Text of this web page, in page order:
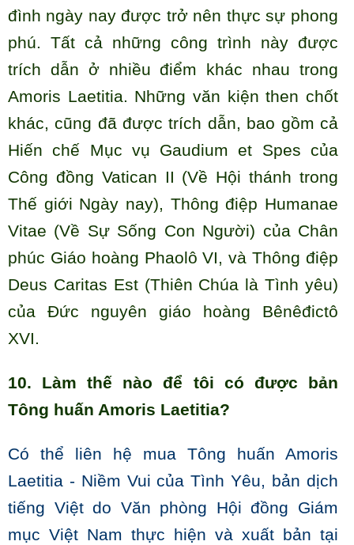
đình ngày nay được trở nên thực sự phong
phú. Tất cả những công trình này được
trích dẫn ở nhiều điểm khác nhau trong
Amoris Laetitia. Những văn kiện then chốt
khác, cũng đã được trích dẫn, bao gồm cả
Hiến chế Mục vụ Gaudium et Spes của
Công đồng Vatican II (Về Hội thánh trong
Thế giới Ngày nay), Thông điệp Humanae
Vitae (Về Sự Sống Con Người) của Chân
phúc Giáo hoàng Phaolô VI, và Thông điệp
Deus Caritas Est (Thiên Chúa là Tình yêu)
của Đức nguyên giáo hoàng Bênêđictô
XVI.
10. Làm thế nào để tôi có được bản
Tông huấn Amoris Laetitia?
Có thể liên hệ mua Tông huấn Amoris
Laetitia - Niềm Vui của Tình Yêu, bản dịch
tiếng Việt do Văn phòng Hội đồng Giám
mục Việt Nam thực hiện và xuất bản tại